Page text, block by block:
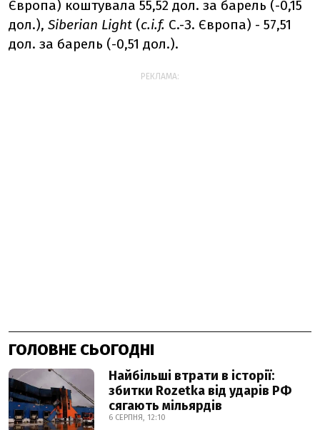
Європа) коштувала 55,52 дол. за барель (-0,15
дол.), Siberian Light (c.i.f. С.-З. Європа) - 57,51
дол. за барель (-0,51 дол.).
РЕКЛАМА:
ГОЛОВНЕ СЬОГОДНІ
Найбільші втрати в історії:
збитки Rozetka від ударів РФ
сягають мільярдів
6 СЕРПНЯ, 12:10